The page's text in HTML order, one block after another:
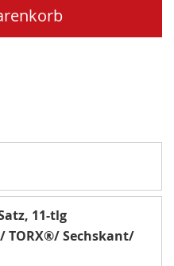
11-tlg
TORX®/ Sechskant/